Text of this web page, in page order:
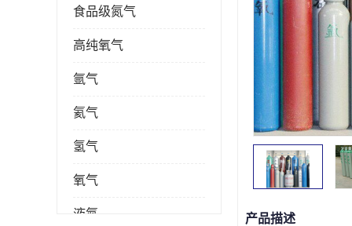
食品级氮气
高纯氧气
氩气
氦气
氢气
氧气
液氮 产品描述